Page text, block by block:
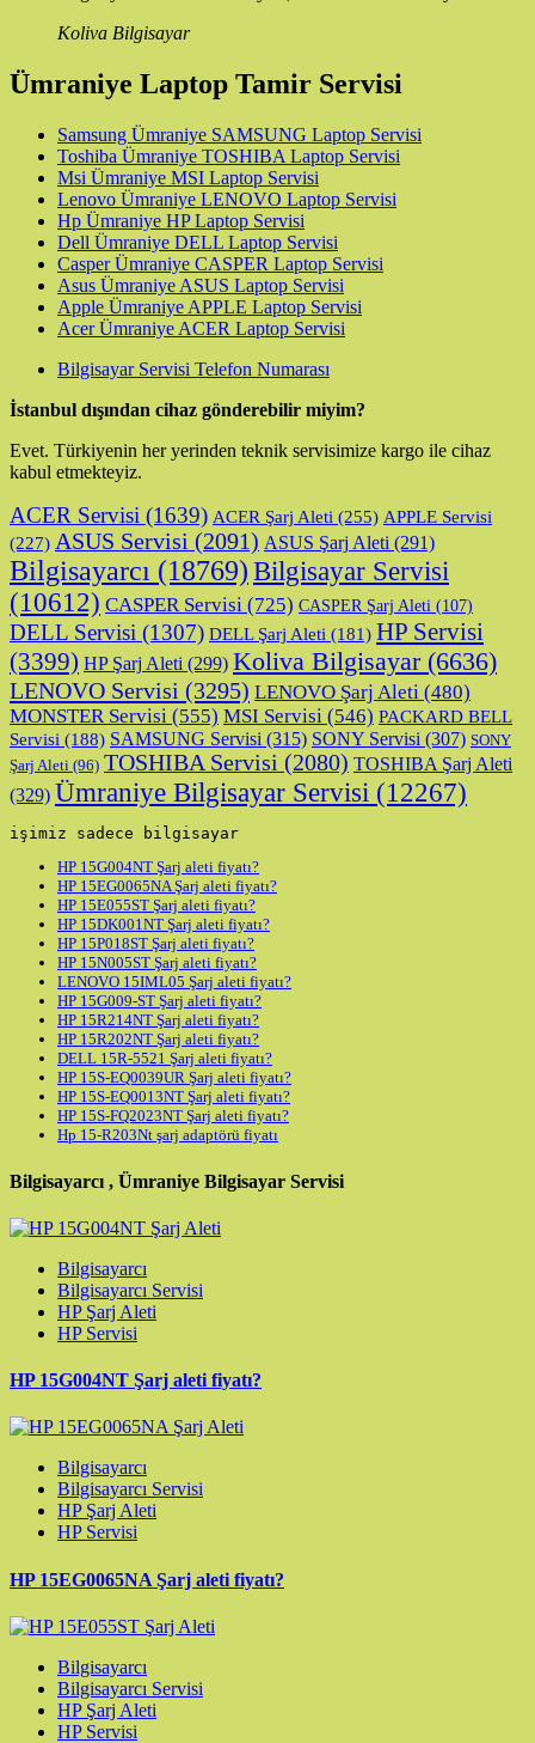
Koliva Bilgisayar
Ümraniye Laptop Tamir Servisi
Samsung Ümraniye SAMSUNG Laptop Servisi
Toshiba Ümraniye TOSHIBA Laptop Servisi
Msi Ümraniye MSI Laptop Servisi
Lenovo Ümraniye LENOVO Laptop Servisi
Hp Ümraniye HP Laptop Servisi
Dell Ümraniye DELL Laptop Servisi
Casper Ümraniye CASPER Laptop Servisi
Asus Ümraniye ASUS Laptop Servisi
Apple Ümraniye APPLE Laptop Servisi
Acer Ümraniye ACER Laptop Servisi
Bilgisayar Servisi Telefon Numarası
İstanbul dışından cihaz gönderebilir miyim?
Evet. Türkiyenin her yerinden teknik servisimize kargo ile cihaz
kabul etmekteyiz.
ACER Servisi (1639) ACER Şarj Aleti (255) APPLE Servisi
(227) ASUS Servisi (2091) ASUS Şarj Aleti (291)
Bilgisayarcı (18769) Bilgisayar Servisi
(10612) CASPER Servisi (725) CASPER Şarj Aleti (107)
DELL Servisi (1307) DELL Şarj Aleti (181) HP Servisi
(3399) HP Şarj Aleti (299) Koliva Bilgisayar(6636)
LENOVO Servisi (3295) LENOVO Şarj Aleti (480)
MONSTER Servisi (555) MSI Servisi (546) PACKARD BELL
Servisi (188) SAMSUNG Servisi (315) SONY Servisi (307) SONY
Şarj Aleti (96) TOSHIBA Servisi (2080) TOSHIBA Şarj Aleti
(329) Ümraniye Bilgisayar Servisi (12267)
işimiz sadece bilgisayar
HP 15G004NT Şarj aleti fiyatı?
HP 15EG0065NA Şarj aleti fiyatı?
HP 15E055ST Şarj aleti fiyatı?
HP 15DK001NT Şarj aleti fiyatı?
HP 15P018ST Şarj aleti fiyatı?
HP 15N005ST Şarj aleti fiyatı?
LENOVO 15IML05 Şarj aleti fiyatı?
HP 15G009-ST Şarj aleti fiyatı?
HP 15R214NT Şarj aleti fiyatı?
HP 15R202NT Şarj aleti fiyatı?
DELL 15R-5521 Şarj aleti fiyatı?
HP 15S-EQ0039UR Şarj aleti fiyatı?
HP 15S-EQ0013NT Şarj aleti fiyatı?
HP 15S-FQ2023NT Şarj aleti fiyatı?
Hp 15-R203Nt şarj adaptörü fiyatı
Bilgisayarcı , Ümraniye Bilgisayar Servisi
Bilgisayarcı
Bilgisayarcı Servisi
HP Şarj Aleti
HP Servisi
HP 15G004NT Şarj aleti fiyatı?
Bilgisayarcı
Bilgisayarcı Servisi
HP Şarj Aleti
HP Servisi
HP 15EG0065NA Şarj aleti fiyatı?
Bilgisayarcı
Bilgisayarcı Servisi
HP Şarj Aleti
HP Servisi